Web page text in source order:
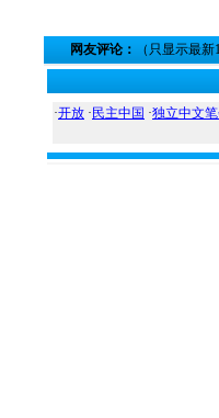
网友评论： （只显示最
·开放 · 民主中国 ·独立中文